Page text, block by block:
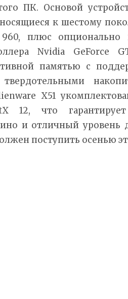
ПК. Основой
к шестому
плюс опционально
Nvidia GeForce
памятью с
X51
12, что
и отличный уровень
поступить осенью